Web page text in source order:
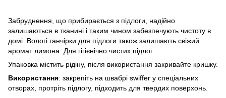
Забруднення, що прибирається з підлоги, надійно
залишаються в тканині і таким чином забезпечують чистоту в
домі. Вологі ганчірки для підлоги також залишають свіжий
аромат лимона. Для гігієнічно чистих підлог.
Упаковка містить рідіну, після використання закривайте кришку.
Використання: закрепіть на швабрі swiffer у спеціальних
отворах, протріть підлогу, підходить для твердих поверхонь.